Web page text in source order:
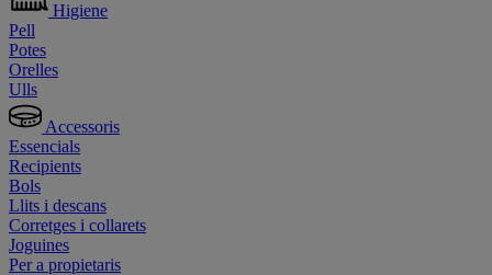
Higiene
Pell
Potes
Orelles
Ulls
Accessoris
Essencials
Recipients
Bols
Llits i descans
Corretges i collarets
Joguines
Per a propietaris